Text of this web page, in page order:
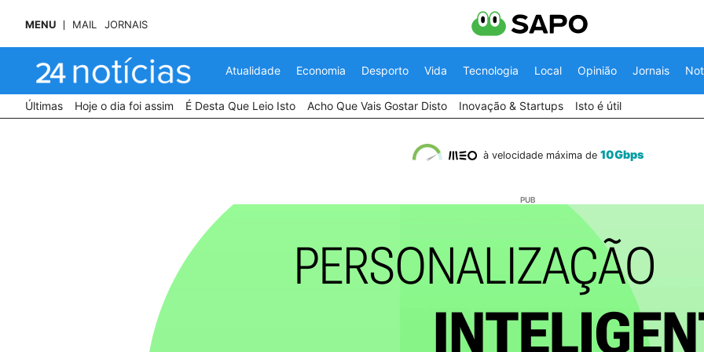
MENU MAIL JORNAIS
Atualidade Economia Desporto Vida Tecnologia Local Opinião Jornais
Últimas Hoje o dia foi assim É Desta Que Leio Isto Acho Que Vais Gostar Disto Inovação & Startups Isto é útil
à velocidade máxima de 10Gbps